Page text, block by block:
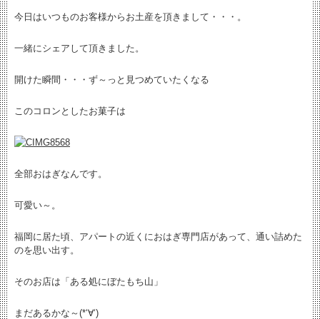
今日はいつものお客様からお土産を頂きまして・・・。
一緒にシェアして頂きました。
開けた瞬間・・・ず～っと見つめていたくなる
このコロンとしたお菓子は
全部おはぎなんです。
可愛い～。
福岡に居た頃、アパートの近くにおはぎ専門店があって、通い詰めた
のを思い出す。
そのお店は「ある処にぼたもち山」
まだあるかな～(*‘∀‘)